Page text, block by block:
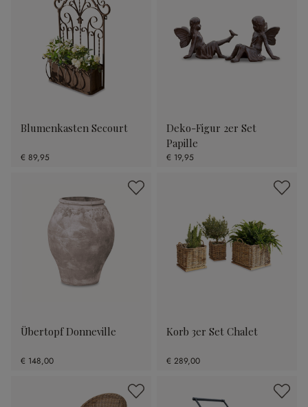
Blumenkasten Secourt
€ 89,95
Deko-Figur 2er Set
Papille
€ 19,95
Übertopf Donneville
€ 148,00
Korb 3er Set Chalet
€ 289,00